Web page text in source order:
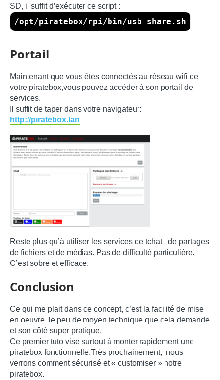
SD, il suffit d’exécuter ce script :
/opt/piratebox/rpi/bin/usb_share.sh
Portail
Maintenant que vous êtes connectés au réseau wifi de
votre piratebox,vous pouvez accéder à son portail de
services.
Il suffit de taper dans votre navigateur:
http://piratebox.lan
Reste plus qu’à utiliser les services de tchat , de partages
de fichiers et de médias. Pas de difficulté particulière.
C’est sobre et efficace.
Conclusion
Ce qui me plait dans ce concept, c’est la facilité de mise
en oeuvre, le peu de moyen technique que cela demande
et son côté super pratique.
Ce premier tuto vise surtout à monter rapidement une
piratebox fonctionnelle.Très prochainement, nous
verrons comment sécurisé et « customiser » notre
piratebox.